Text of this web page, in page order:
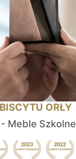
ORŁY
Meble Szkolne